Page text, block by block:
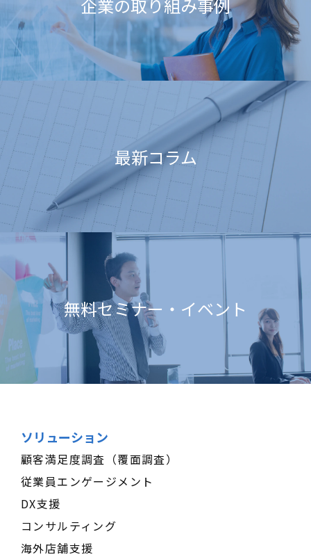
企業の取り組み事例
最新コラム
無料セミナー・イベント
ソリューション
顧客満足度調査（覆面調査）
従業員エンゲージメント
DX支援
コンサルティング
海外店舗支援